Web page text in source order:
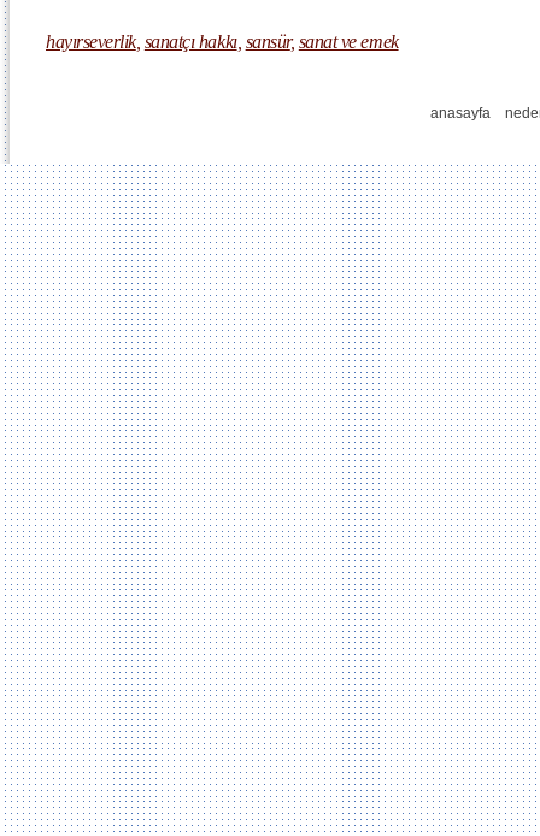
hayırseverlik, sanatçı hakkı, sansür, sanat ve emek
anasayfa